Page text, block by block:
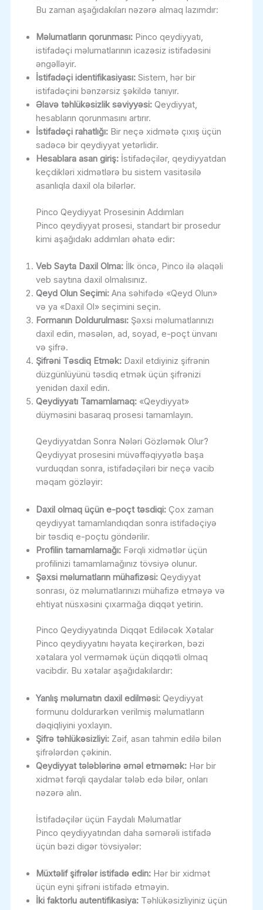
Bu zaman aşağıdakıları nəzərə almaq lazımdır:
Məlumatların qorunması:Pinco qeydiyyatı,
istifadəçi məlumatlarının icazəsiz istifadəsini
əngəlləyir.
İstifadəçi identifikasiyası:Sistem, hər bir
istifadəçini bənzərsiz şəkildə tanıyır.
Əlavə təhlükəsizlik səviyyəsi:Qeydiyyat,
hesabların qorunmasını artırır.
İstifadəçi rahatlığı:Bir neçə xidmətə çıxış üçün
sadəcə bir qeydiyyat yetərlidir.
Hesablara asan giriş:İstifadəçilər, qeydiyyatdan
keçdikləri xidmətlərə bu sistem vasitəsilə
asanlıqla daxil ola bilərlər.
Pinco Qeydiyyat Prosesinin Addımları
Pinco qeydiyyat prosesi, standart bir prosedur
kimi aşağıdakı addımları əhatə edir:
Veb Sayta Daxil Olma:İlk öncə, Pinco ilə əlaqəli
veb saytına daxil olmalısınız.
Qeyd Olun Seçimi:Ana səhifədə «Qeyd Olun»
və ya «Daxil Ol» seçimini seçin.
Formanın Doldurulması:Şəxsi məlumatlarınızı
daxil edin, məsələn, ad, soyad, e-poçt ünvanı
və şifrə.
Şifrəni Təsdiq Etmək:Daxil etdiyiniz şifrənin
düzgünlüyünü təsdiq etmək üçün şifrənizi
yenidən daxil edin.
Qeydiyyatı Tamamlamaq:«Qeydiyyat»
düyməsini basaraq prosesi tamamlayın.
Qeydiyyatdan Sonra Nələri Gözləmək Olur?
Qeydiyyat prosesini müvəffəqiyyətlə başa
vurduqdan sonra, istifadəçiləri bir neçə vacib
məqam gözləyir:
Daxil olmaq üçün e-poçt təsdiqi:Çox zaman
qeydiyyat tamamlandıqdan sonra istifadəçiyə
bir təsdiq e-poçtu göndərilir.
Profilin tamamlamağı:Fərqli xidmətlər üçün
profilinizi tamamlamağınız tövsiyə olunur.
Şəxsi məlumatların mühafizəsi:Qeydiyyat
sonrası, öz məlumatlarınızı mühafizə etməyə və
ehtiyat nüsxəsini çıxarmağa diqqət yetirin.
Pinco Qeydiyyatında Diqqət Ediləcək Xətalar
Pinco qeydiyyatını həyata keçirərkən, bəzi
xətalara yol verməmək üçün diqqətli olmaq
vacibdir. Bu xətalar aşağıdakılardır:
Yanlış məlumatın daxil edilməsi:Qeydiyyat
formunu doldurarkən verilmiş məlumatların
dəqiqliyini yoxlayın.
Şifrə təhlükəsizliyi:Zəif, asan tahmin edilə bilən
şifrələrdən çəkinin.
Qeydiyyat tələblərinə əməl etməmək:Hər bir
xidmət fərqli qaydalar tələb edə bilər, onları
nəzərə alın.
İstifadəçilər üçün Faydalı Məlumatlar
Pinco qeydiyyatından daha səmərəli istifadə
üçün bəzi digər tövsiyələr:
Müxtəlif şifrələr istifadə edin:Hər bir xidmət
üçün eyni şifrəni istifadə etməyin.
İki faktorlu autentifikasiya:Təhlükəsizliyiniz üçün